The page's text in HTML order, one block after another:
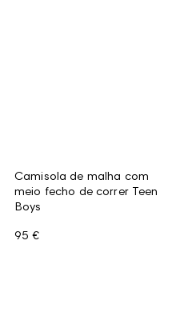
Camisola de malha com
meio fecho de correr Teen
Boys
95 €